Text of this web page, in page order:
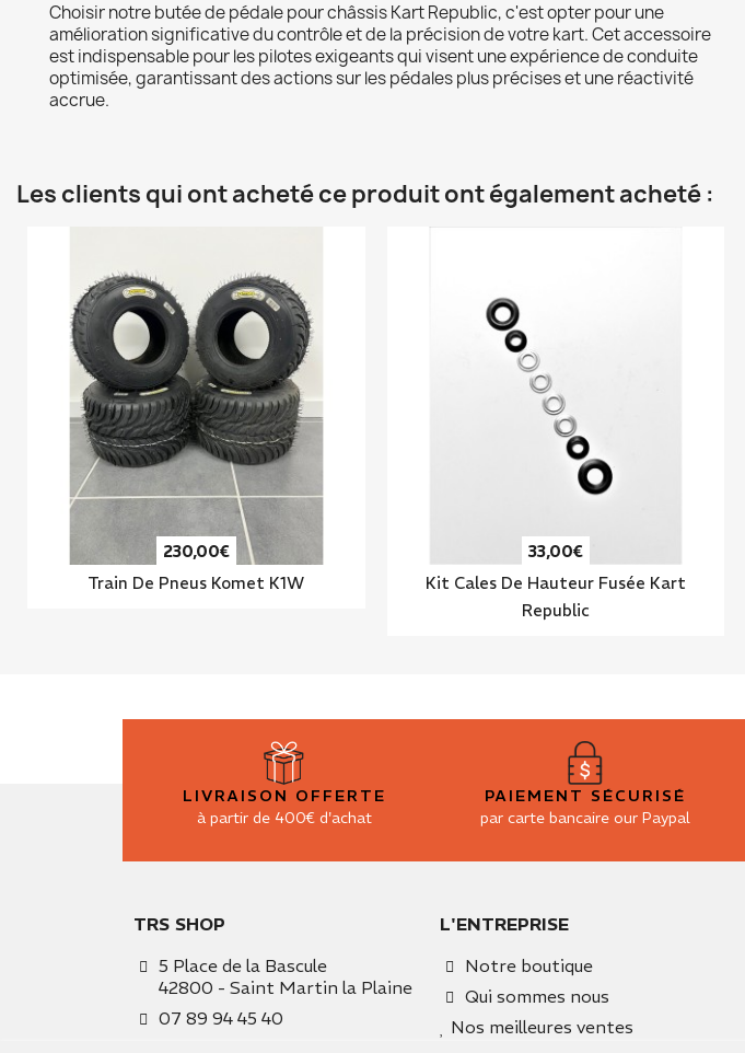
Choisir notre butée de pédale pour châssis Kart Republic, c'est opter pour une
amélioration significative du contrôle et de la précision de votre kart. Cet accessoire
est indispensable pour les pilotes exigeants qui visent une expérience de conduite
optimisée, garantissant des actions sur les pédales plus précises et une réactivité
accrue.
Les clients qui ont acheté ce produit ont également acheté :
230,00€
Train De Pneus Komet K1W
33,00€
Kit Cales De Hauteur Fusée Kart
Republic
LIVRAISON OFFERTE
à partir de 400€ d'achat
PAIEMENT SÉCURISÉ
par carte bancaire our Paypal
TRS SHOP
5 Place de la Bascule
42800 - Saint Martin la Plaine
07 89 94 45 40
L'ENTREPRISE
Notre boutique
Qui sommes nous
Nos meilleures ventes